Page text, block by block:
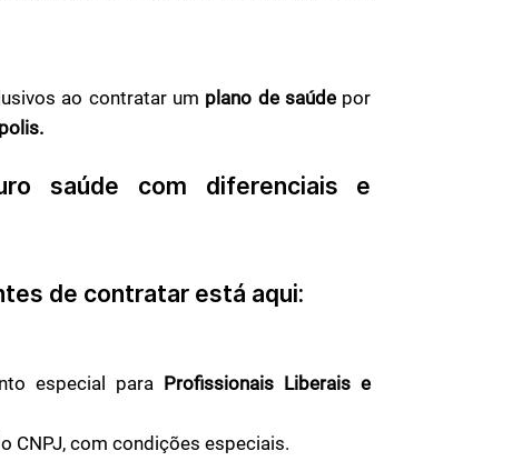
ao contratar um plano de saúde por
saúde com diferenciais e
de contratar está aqui:
especial para Profissionais Liberais e
CNPJ, com condições especiais.